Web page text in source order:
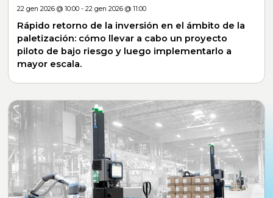
22 gen 2026 @ 10:00 - 22 gen 2026 @ 11:00
Rápido retorno de la inversión en el ámbito de la
paletización: cómo llevar a cabo un proyecto
piloto de bajo riesgo y luego implementarlo a
mayor escala.